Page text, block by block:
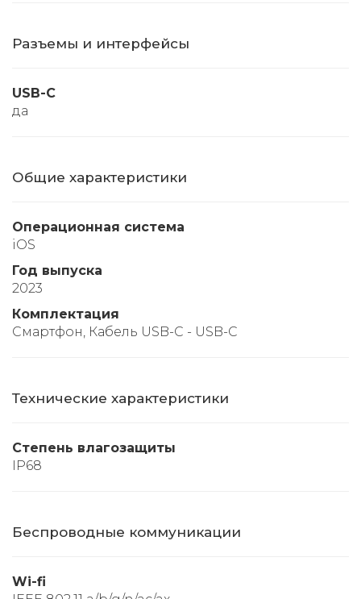
Разъемы и интерфейсы
USB-C
да
Общие характеристики
Операционная система
iOS
Год выпуска
2023
Комплектация
Смартфон, Кабель USB-C - USB-C
Технические характеристики
Степень влагозащиты
IP68
Беспроводные коммуникации
Wi-fi